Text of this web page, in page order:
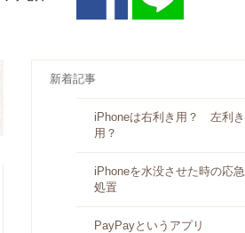
新着記事
iPhoneは右利き用？ 左利き
用？
iPhoneを水没させた時の応急
処置
PayPayというアプリ